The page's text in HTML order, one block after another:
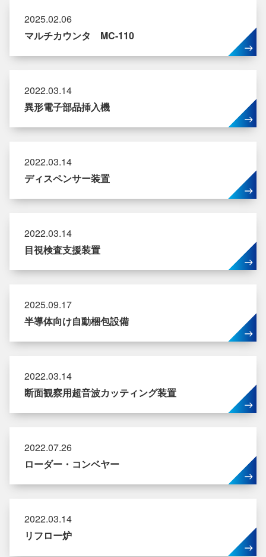
2025.02.06
マルチカウンタ MC-110
2022.03.14
異形電子部品挿入機
2022.03.14
ディスペンサー装置
2022.03.14
目視検査支援装置
2025.09.17
半導体向け自動梱包設備
2022.03.14
断面観察用超音波カッティング装置
2022.07.26
ローダー・コンベヤー
2022.03.14
リフロー炉